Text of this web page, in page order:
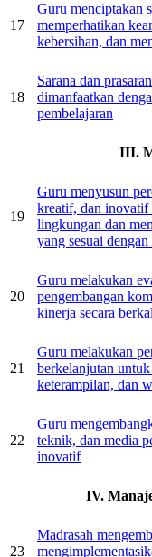
17
Guru menciptakan
memperhatikan
kebersihan, dan
18
Sarana dan
dimanfaatkan
pembelajaran
III.
19
Guru menyusun
kreatif, dan inovatif
lingkungan dan
yang sesuai
20
Guru melakukan
pengembangan
kinerja secara
21
Guru melakukan
berkelanjutan
keterampilan, dan
22
Guru
teknik, dan media
inovatif
IV.
23
Madrasah